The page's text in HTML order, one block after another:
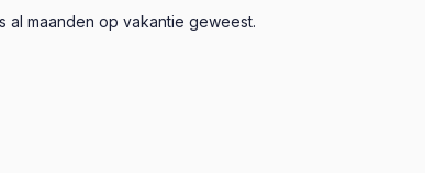
maanden op vakantie geweest.